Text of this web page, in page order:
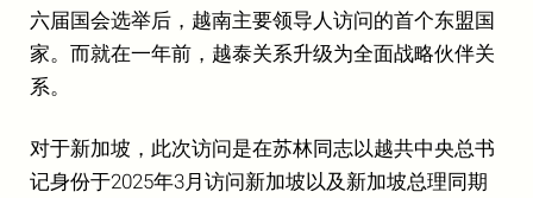
六届国会选举后，越南主要领导人访问的首个东盟国
家。而就在一年前，越泰关系升级为全面战略伙伴关
系。
对于新加坡，此次访问是在苏林同志以越共中央总书
记身份于2025年3月访问新加坡以及新加坡总理同期